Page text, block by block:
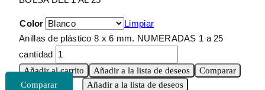
Color
Limpiar
Anillas de plástico 8 x 6 mm. NUMERADAS 1 a 25
cantidad
Añadir al carrito Añadir a la lista de deseos
Comparar
Añadir a la lista de deseos